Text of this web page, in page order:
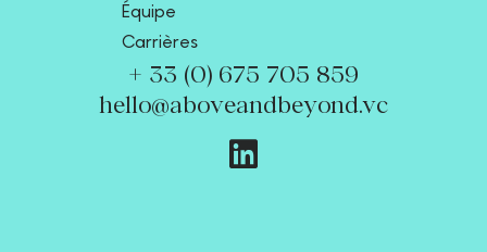
Équipe
Carrières
+ 33 (0) 675 705 859
hello@aboveandbeyond.vc